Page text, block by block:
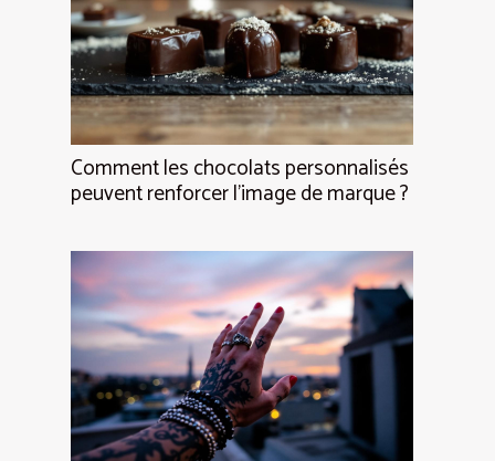
Comment les chocolats personnalisés
peuvent renforcer l'image de marque ?